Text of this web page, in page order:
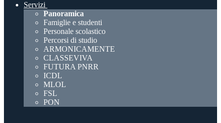
Servizi
Panoramica
Famiglie e studenti
Personale scolastico
Percorsi di studio
ARMONICAMENTE
CLASSEVIVA
FUTURA PNRR
ICDL
MLOL
FSL
PON